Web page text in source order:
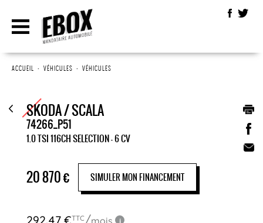
ACCUEIL • VÉHICULES • VÉHICULES
SKODA / SCALA
74266_P51
1.0 TSI 116CH SELECTION - 6 CV
20 870€ SIMULER MON FINANCEMENT